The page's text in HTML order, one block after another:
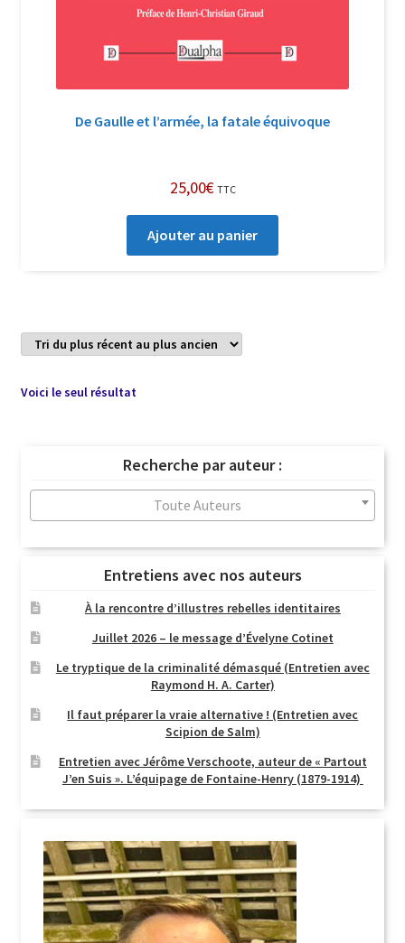
De Gaulle et l’armée, la fatale équivoque
25,00€ TTC
Ajouter au panier
Voici le seul résultat
Recherche par auteur :
Toute Auteurs
Entretiens avec nos auteurs
À la rencontre d’illustres rebelles identitaires
Juillet 2026 – le message d’Évelyne Cotinet
Le tryptique de la criminalité démasqué (Entretien avec
Raymond H. A. Carter)
Il faut préparer la vraie alternative ! (Entretien avec
Scipion de Salm)
Entretien avec Jérôme Verschoote, auteur de « Partout
J’en Suis ». L’équipage de Fontaine-Henry (1879-1914)